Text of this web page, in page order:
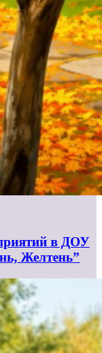
в ДОУ
Желтень”